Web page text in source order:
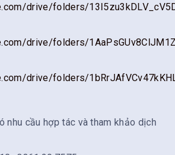
drive/folders/
drive/folders/
drive/folders/
nhu cầu hợp tác và tham khảo dịch